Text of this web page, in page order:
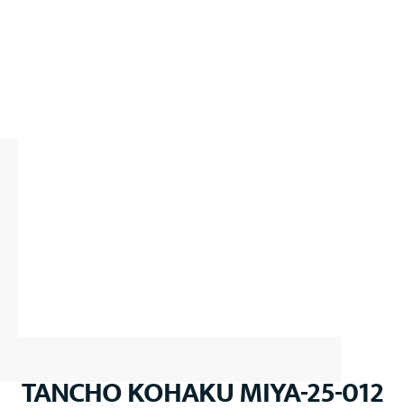
TANCHO KOHAKU MIYA-25-012